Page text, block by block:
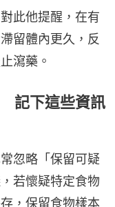
此他提醒，在有
留體內更久，反
瀉藥。
記下這些資訊
忽略「保留可疑
若懷疑特定食物
，保留食物樣本